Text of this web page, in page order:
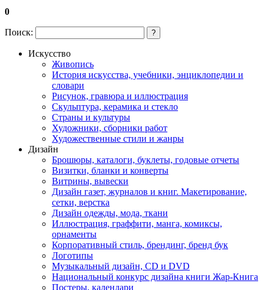
0
Поиск: ?
Искусство
Живопись
История искусства, учебники, энциклопедии и
словари
Рисунок, гравюра и иллюстрация
Скульптура, керамика и стекло
Страны и культуры
Художники, сборники работ
Художественные стили и жанры
Дизайн
Брошюры, каталоги, буклеты, годовые отчеты
Визитки, бланки и конверты
Витрины, вывески
Дизайн газет, журналов и книг. Макетирование,
сетки, верстка
Дизайн одежды, мода, ткани
Иллюстрация, граффити, манга, комиксы,
орнаменты
Корпоративный стиль, брендинг, бренд бук
Логотипы
Музыкальный дизайн, СD и DVD
Национальный конкурс дизайна книги Жар-Книга
Постеры, календари